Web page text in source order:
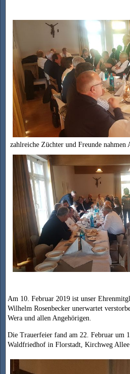
zahlreiche Züchter und Freunde nahmen
Am 10. Februar 2019 ist unser
Wilhelm Rosenbecker unerwartet
Wera und allen Angehörigen.
Die Trauerfeier fand am 22. Februar um
Waldfriedhof in Florstadt, Kirchweg Allee